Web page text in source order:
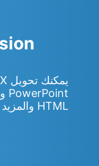
HTML والمزيد